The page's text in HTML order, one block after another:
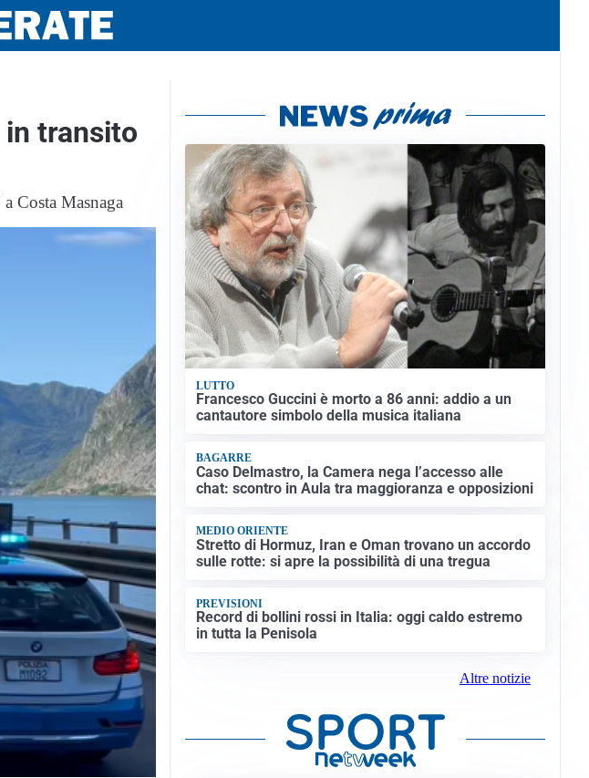
transito
Costa Masnaga
LUTTO
Francesco Guccini è morto a 86 anni: addio a un
cantautore simbolo della musica italiana
BAGARRE
Caso Delmastro, la Camera nega l’accesso alle
chat: scontro in Aula tra maggioranza e opposizioni
MEDIO ORIENTE
Stretto di Hormuz, Iran e Oman trovano un accordo
sulle rotte: si apre la possibilità di una tregua
PREVISIONI
Record di bollini rossi in Italia: oggi caldo estremo
in tutta la Penisola
Altre notizie